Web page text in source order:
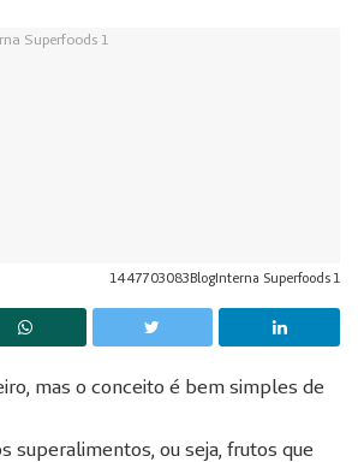
1447703083BlogInterna Superfoods 1
mas o conceito é bem simples de
superalimentos, ou seja, frutos que